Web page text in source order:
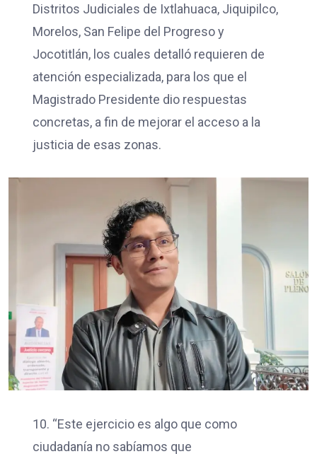
Distritos Judiciales de Ixtlahuaca, Jiquipilco,
Morelos, San Felipe del Progreso y
Jocotitlán, los cuales detalló requieren de
atención especializada, para los que el
Magistrado Presidente dio respuestas
concretas, a fin de mejorar el acceso a la
justicia de esas zonas.
10. “Este ejercicio es algo que como
ciudadanía no sabíamos que